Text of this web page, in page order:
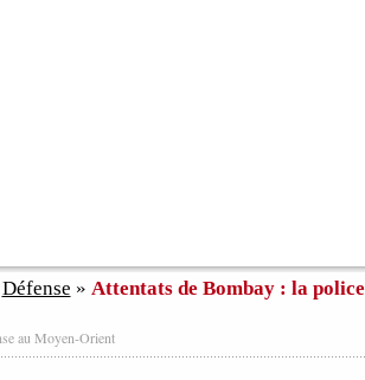
Défense » Attentats de Bombay : la
au Moyen-Orient